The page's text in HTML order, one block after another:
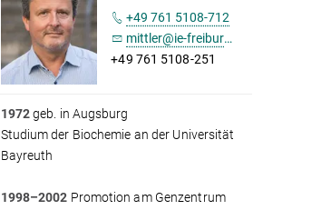
+49 761 5108-712
mittler@ie-freiburg.mpg.de
+49 761 5108-251
1972geb. in Augsburg
Studium der Biochemie an der Universität
Bayreuth
1998–2002 Promotion am Genzentrum